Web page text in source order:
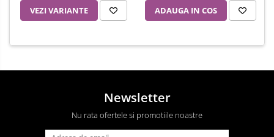
VEZI VARIANTE ADAUGA IN COS
Newsletter
Nu rata ofertele si promotiile noastre